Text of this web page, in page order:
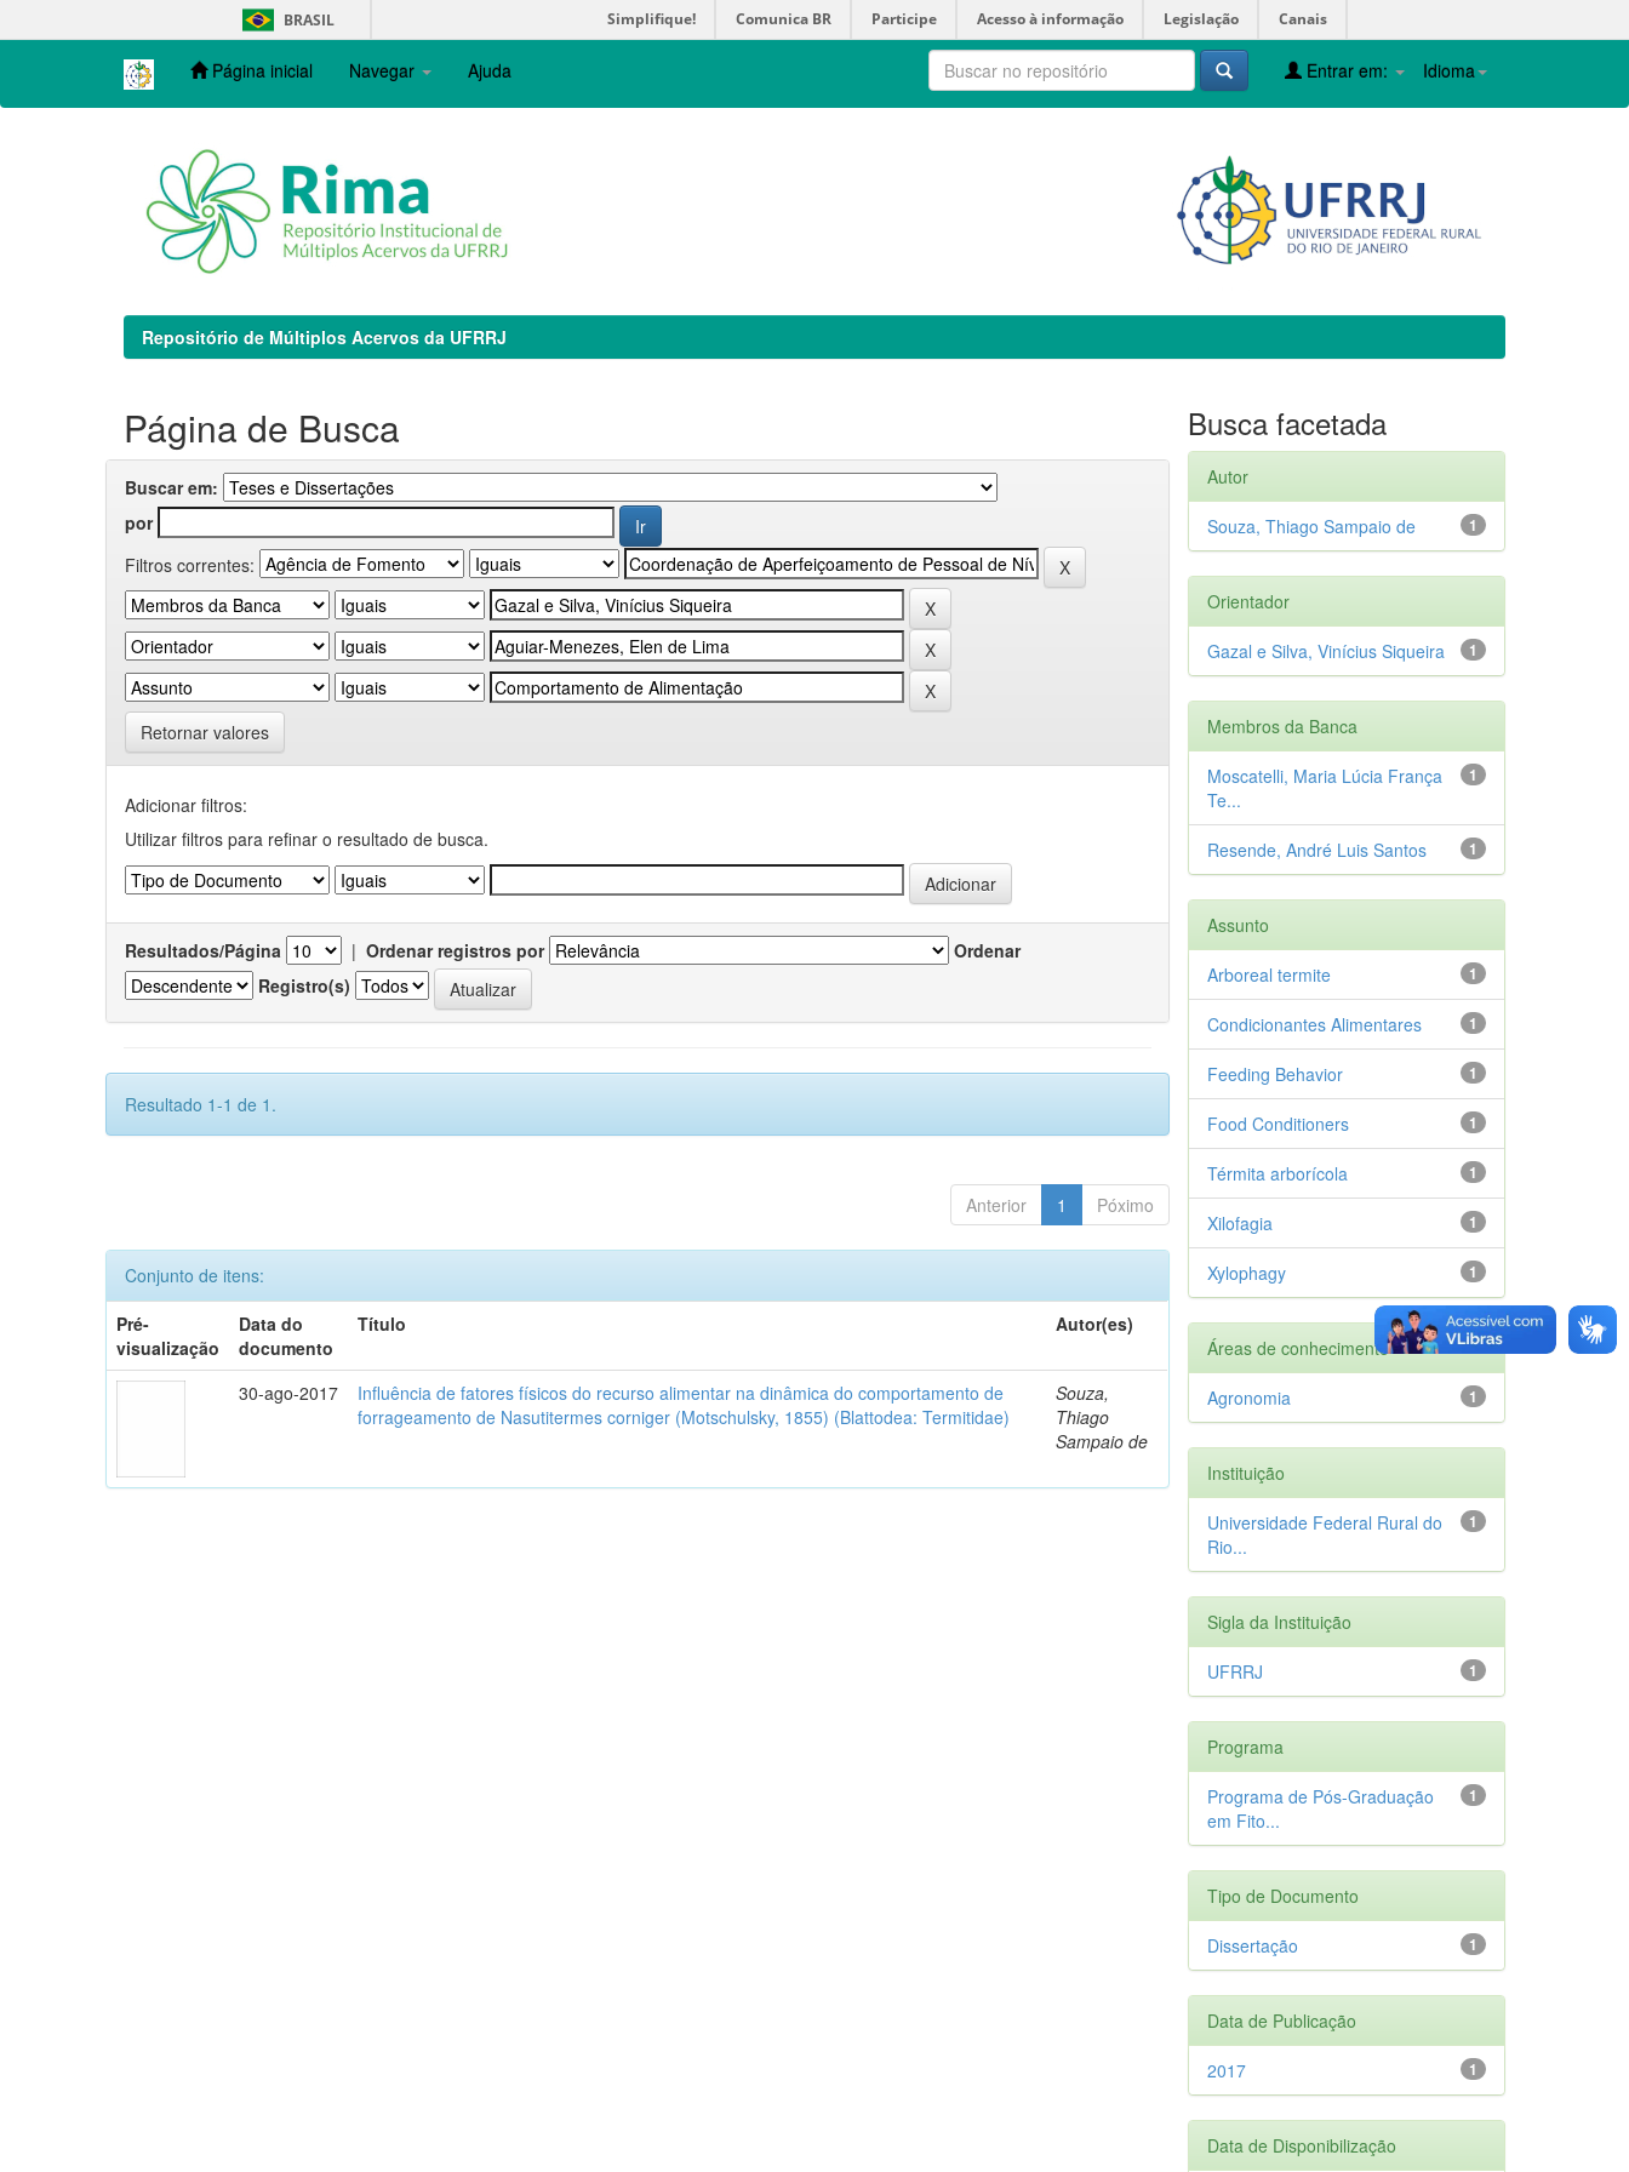
navigation
BRASIL Simplifique! Comunica BR Participe Acesso à informação Legislação Canais
Página inicial Navegar Ajuda Idioma
Entrar em:
Repositório de Múltiplos Acervos da UFRRJ
Página de Busca
Buscar em:
por
Filtros correntes:
Retornar valores
Adicionar filtros:
Utilizar filtros para refinar o resultado de busca.
Resultados/Página | Ordenar registros por
Ordenar
Registro(s)
Resultado 1-1 de 1.
Anterior 1 Póximo
Conjunto de itens:
Pré-
visualização
Data do
documento
Título Autor(es)
30-ago-2017
Influência de fatores físicos do recurso alimentar na dinâmica do comportamento de
forrageamento de Nasutitermes corniger (Motschulsky, 1855) (Blattodea: Termitidae)
Souza,
Thiago
Sampaio de
Busca facetada
Autor
1
Souza, Thiago Sampaio de
Orientador
1
Gazal e Silva, Vinícius Siqueira
Membros da Banca
1
Moscatelli, Maria Lúcia França
Te...
1
Resende, André Luis Santos
Assunto
1
Arboreal termite
1
Condicionantes Alimentares
1
Feeding Behavior
1
Food Conditioners
1
Térmita arborícola
1
Xilofagia
1
Xylophagy
Áreas de conhecimento
1
Agronomia
Instituição
1
Universidade Federal Rural do
Rio...
Sigla da Instituição
1
UFRRJ
Programa
1
Programa de Pós-Graduação
em Fito...
Tipo de Documento
1
Dissertação
Data de Publicação
1
2017
Data de Disponibilização